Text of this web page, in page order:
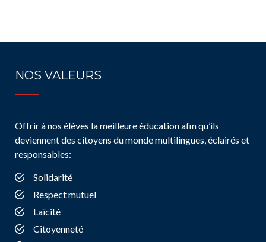
NOS VALEURS
Offrir à nos élèves la meilleure éducation afin qu’ils
deviennent des citoyens du monde multilingues, éclairés et
responsables:
Solidarité
Respect mutuel
Laïcité
Citoyenneté